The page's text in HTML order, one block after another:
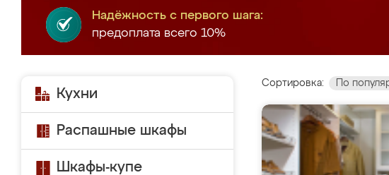
Надёжность с первого шага:
предоплата всего 10%
Кухни
Распашные шкафы
Шкафы-купе
Сортировка: По